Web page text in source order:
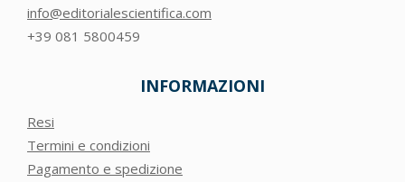
info@editorialescientifica.com
+39 081 5800459
INFORMAZIONI
Resi
Termini e condizioni
Pagamento e spedizione